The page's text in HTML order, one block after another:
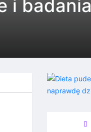
i badania